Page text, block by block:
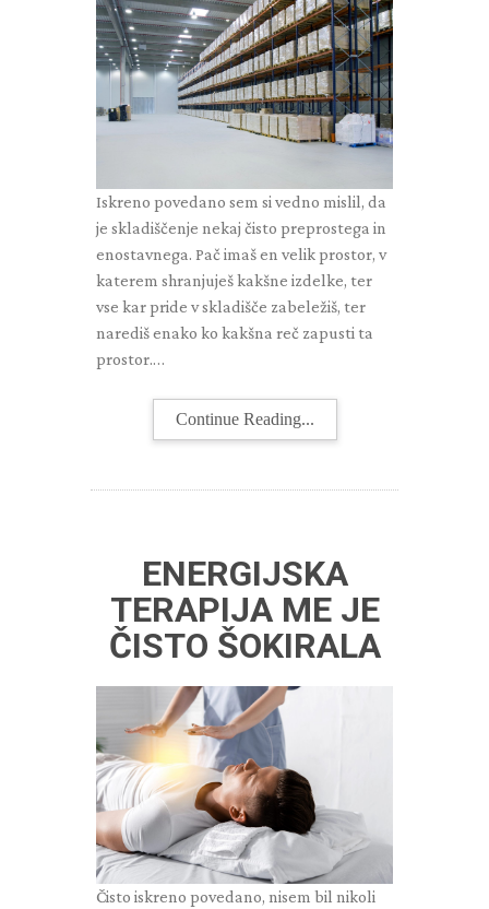
Iskreno povedano sem si vedno mislil, da
je skladiščenje nekaj čisto preprostega in
enostavnega. Pač imaš en velik prostor, v
katerem shranjuješ kakšne izdelke, ter
vse kar pride v skladišče zabeležiš, ter
narediš enako ko kakšna reč zapusti ta
prostor.…
Continue Reading...
ENERGIJSKA
TERAPIJA ME JE
ČISTO ŠOKIRALA
Čisto iskreno povedano, nisem bil nikoli